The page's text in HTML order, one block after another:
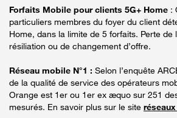
Forfaits Mobile pour clients 5G+ Home :
particuliers membres du foyer du client
Home, dans la limite de 5 forfaits. Perte
résiliation ou de changement d’offre.
Réseau mobile N°1 : Selon l’enquête
de la qualité de service des opérateurs
Orange est 1er ou 1er ex æquo sur 251
mesurés. En savoir plus sur le site